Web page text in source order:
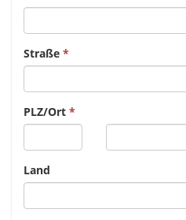
Straße
PLZ/Ort
Land